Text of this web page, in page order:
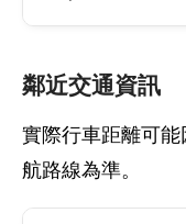
鄰近交通資訊
實際行車距離可
航路線為準。